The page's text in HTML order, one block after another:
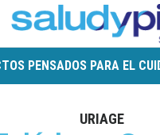
PENSADOS PARA EL
URIAGE